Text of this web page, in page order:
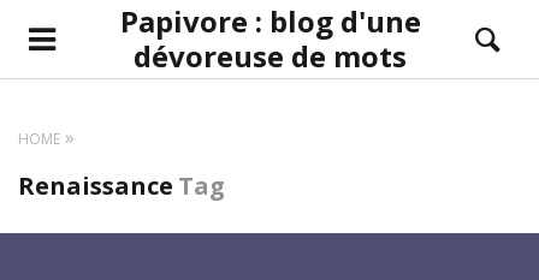
Papivore : blog d'une
dévoreuse de mots
HOME
Renaissance Tag